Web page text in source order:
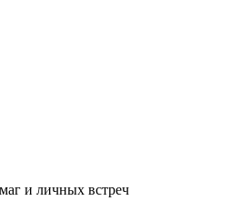
и личных встреч